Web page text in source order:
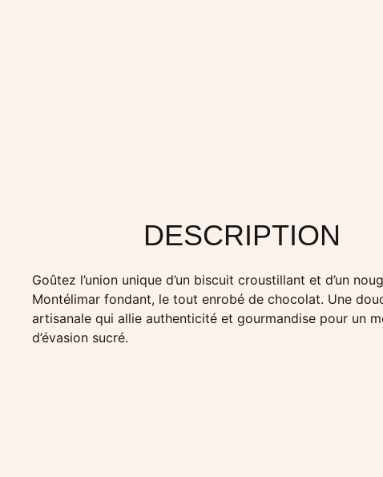
DESCRIPTION
Goûtez l’union unique d’un biscuit croustillant et d’un
Montélimar fondant, le tout enrobé de chocolat. Une
artisanale qui allie authenticité et gourmandise pour un
d’évasion sucré.